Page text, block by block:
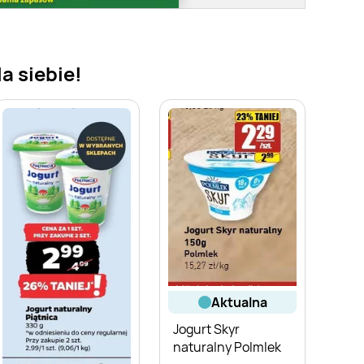
siebie!
aktualna
Jogurt Skyr
naturalny Polmlek